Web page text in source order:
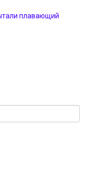
плавающий